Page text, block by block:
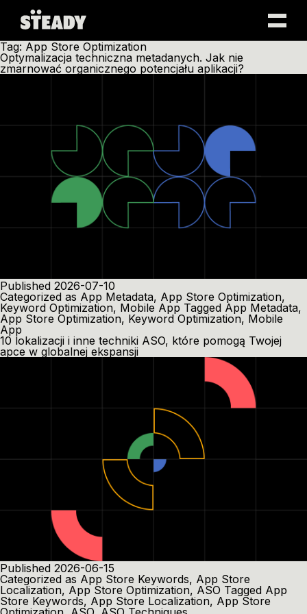
Skip
to
content
Tag: App Store Optimization
Optymalizacja techniczna metadanych. Jak nie
zmarnować organicznego potencjału aplikacji?
Published 2026-07-10
Categorized as App Metadata, App Store Optimization,
Keyword Optimization, Mobile App Tagged App Metadata,
App Store Optimization, Keyword Optimization, Mobile
App
10 lokalizacji i inne techniki ASO, które pomogą Twojej
apce w globalnej ekspansji
Published 2026-06-15
Categorized as App Store Keywords, App Store
Localization, App Store Optimization, ASO Tagged App
Store Keywords, App Store Localization, App Store